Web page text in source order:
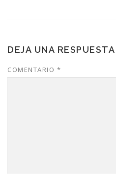
DEJA UNA RESPUESTA
COMENTARIO *